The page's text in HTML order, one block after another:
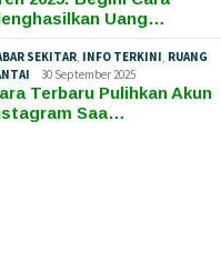
Uang…
SEKITAR INFO TERKINI RUANG
30 September 2025
Terbaru Pulihkan Akun
Saa…